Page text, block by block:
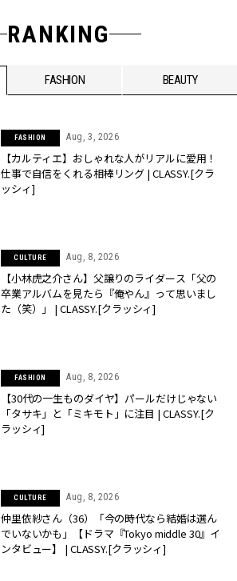
RANKING
FASHION BEAUTY
FASHION Aug, 3, 2026
【カルティエ】おしゃれな人がリアルに愛用！
仕事で自信をくれる相棒リング | CLASSY.[クラ
ッシィ]
CULTURE Aug, 8, 2026
【小林虎之介さん】父譲りのライダース「父の
卒業アルバムを見たら『俺やん』って思いまし
た（笑）」 | CLASSY.[クラッシィ]
FASHION Aug, 8, 2026
【30代の一生ものダイヤ】パールだけじゃない
「タサキ」と「ミキモト」に注目 | CLASSY.[ク
ラッシィ]
CULTURE Aug, 8, 2026
仲里依紗さん（36）「今の時代なら結婚は選ん
でいないかも」【ドラマ『Tokyo middle 30』イ
ンタビュー】 | CLASSY.[クラッシィ]